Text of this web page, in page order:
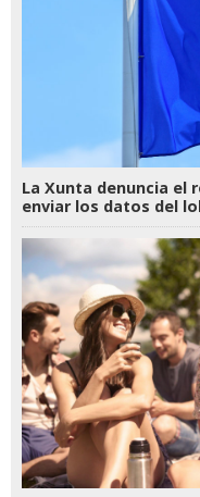
La Xunta denuncia el
enviar los datos del